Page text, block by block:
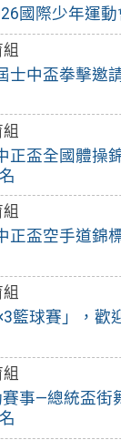
國際少年運
士中盃拳擊邀
正盃全國體操
正盃空手道錦
籃球賽」，歡
賽事—總統盃